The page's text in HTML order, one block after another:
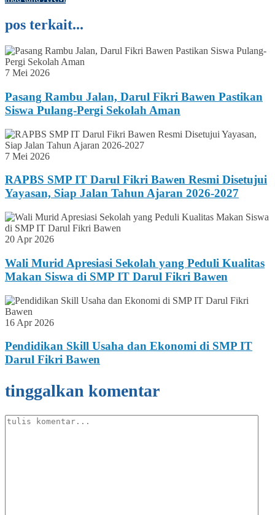
pos terkait...
7 Mei 2026
Pasang Rambu Jalan, Darul Fikri Bawen Pastikan
Siswa Pulang-Pergi Sekolah Aman
7 Mei 2026
RAPBS SMP IT Darul Fikri Bawen Resmi Disetujui
Yayasan, Siap Jalan Tahun Ajaran 2026-2027
20 Apr 2026
Wali Murid Apresiasi Sekolah yang Peduli Kualitas
Makan Siswa di SMP IT Darul Fikri Bawen
16 Apr 2026
Pendidikan Skill Usaha dan Ekonomi di SMP IT
Darul Fikri Bawen
tinggalkan komentar